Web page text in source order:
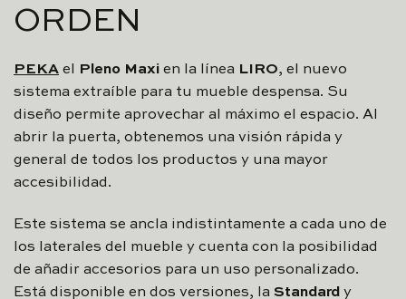
ORDEN
PEKA el Pleno Maxi en la línea LIRO, el nuevo
sistema extraíble para tu mueble despensa. Su
diseño permite aprovechar al máximo el espacio. Al
abrir la puerta, obtenemos una visión rápida y
general de todos los productos y una mayor
accesibilidad.
Este sistema se ancla indistintamente a cada uno de
los laterales del mueble y cuenta con la posibilidad
de añadir accesorios para un uso personalizado.
Está disponible en dos versiones, la Standard y